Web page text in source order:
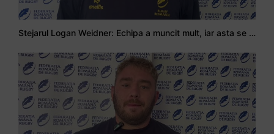
Stejarul Logan Weidner: Echipa a muncit mult, iar asta se va vedea în meciurile de la Nations Cup